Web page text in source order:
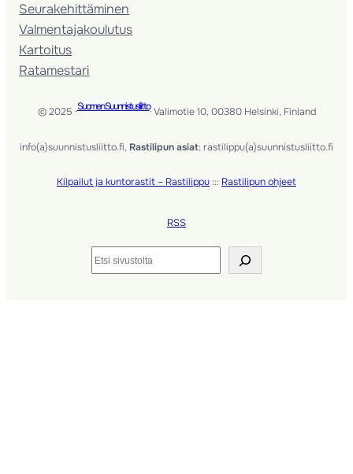
Seura­kehittäminen
Valmentaja­koulutus
Kartoitus
Ratamestari
© 2025 ·Suomen Suunnistusliitto· Valimotie 10, 00380 Helsinki, Finland
info(a)suunnistusliitto.fi, Rastilipun asiat: rastilippu(a)suunnistusliitto.fi
Kilpailut ja kuntorastit – Rastilippu ::: Rastilipun ohjeet
RSS
Etsi